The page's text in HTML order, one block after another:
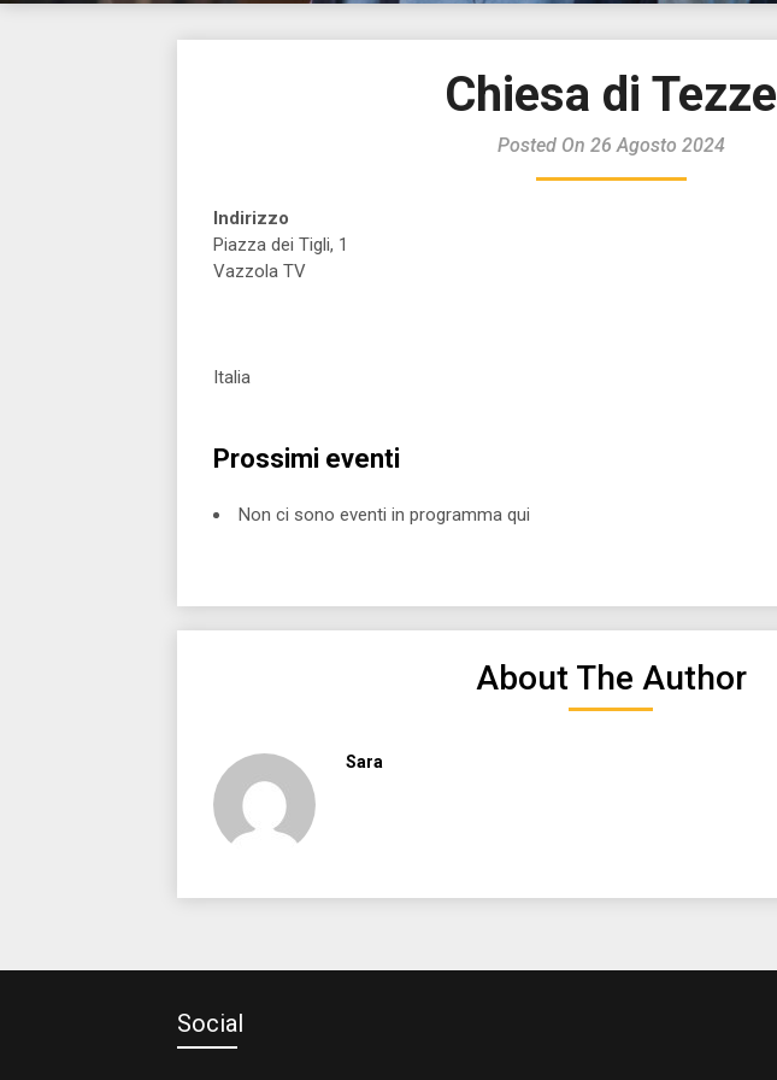
Chiesa di Tezze
Posted On 26 Agosto 2024
Indirizzo
Piazza dei Tigli, 1
Vazzola TV
Italia
Prossimi eventi
Non ci sono eventi in programma qui
About The Author
Sara
Social